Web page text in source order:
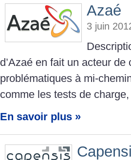
Azaé
3 juin
d’Azaé en fait un acteur
problématiques à mi-
comme les tests de
En savoir plus »